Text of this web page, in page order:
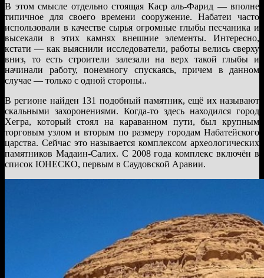
В этом смысле отдельно стоящая Каср аль-Фарид — вполне
типичное для своего времени сооружение. Набатеи часто
использовали в качестве сырья огромные глыбы песчаника и
высекали в этих камнях внешние элементы. Интересно,
кстати — как выяснили исследователи, работы велись сверху
вниз, то есть строители залезали на верх такой глыбы и
начинали работу, понемногу спускаясь, причем в данном
случае — только с одной стороны..
В регионе найден 131 подобный памятник, ещё их называют
скальными захоронениями. Когда-то здесь находился город
Хегра, который стоял на караванном пути, был крупным
торговым узлом и вторым по размеру городам Набатейского
царства. Сейчас это называется комплексом археологических
памятников Мадаин-Салих. С 2008 года комплекс включён в
список ЮНЕСКО, первым в Саудовской Аравии.